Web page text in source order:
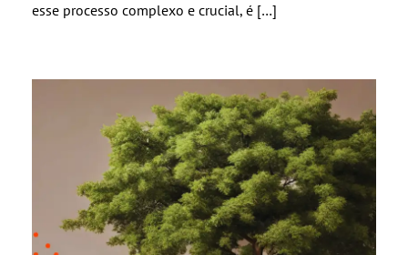
esse processo complexo e crucial, é […]